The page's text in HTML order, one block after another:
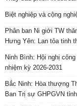
Biệt nghiệp và cộng
Phân ban Ni giới TW
Hưng Yên: Lan tỏa tinh
Ninh Bình: Hội nghị
nhiệm kỳ 2026-2031
Bắc Ninh: Hòa thượng
Ban Trị sự GHPGVN